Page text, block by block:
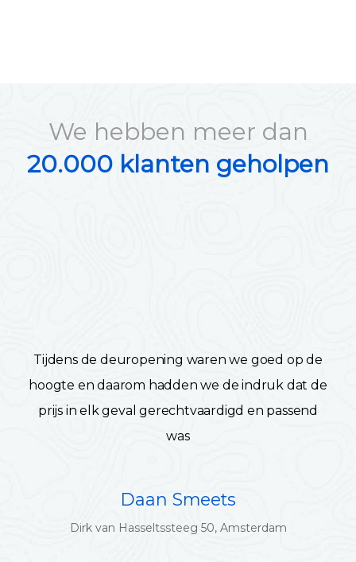
We hebben meer dan
20.000 klanten geholpen
Tijdens de deuropening waren we goed op de
hoogte en daarom hadden we de indruk dat de
prijs in elk geval gerechtvaardigd en passend
was
Daan Smeets
Dirk van Hasseltssteeg 50, Amsterdam